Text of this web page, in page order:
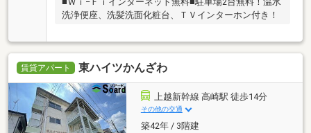
洗浄便座、洗髪洗面化粧台、ＴＶインターホン付き！
賃貸アパート 東ハイツかんざわ
上越新幹線 高崎駅 徒歩14分
その他の交通
築42年 / 3階建